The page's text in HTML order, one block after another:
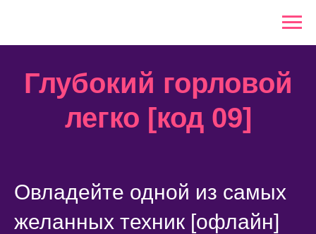
Глубокий горловой
легко [код 09]
Овладейте одной из самых
желанных техник [офлайн]